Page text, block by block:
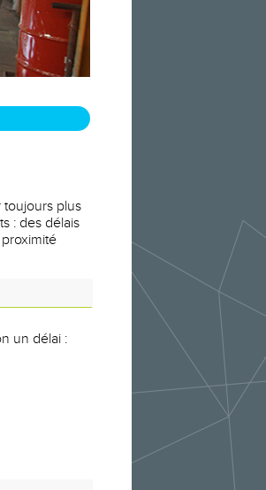
toujours plus
: des délais
un délai :